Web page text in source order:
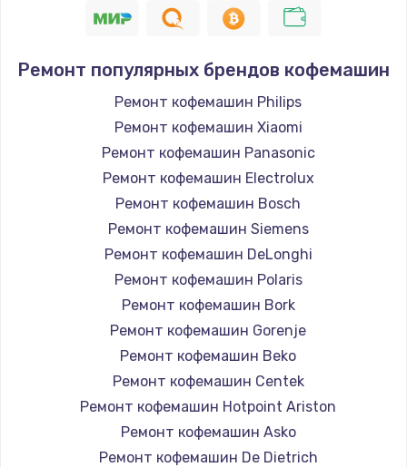
Ремонт популярных брендов кофемашин
Ремонт кофемашин Philips
Ремонт кофемашин Xiaomi
Ремонт кофемашин Panasonic
Ремонт кофемашин Electrolux
Ремонт кофемашин Bosch
Ремонт кофемашин Siemens
Ремонт кофемашин DeLonghi
Ремонт кофемашин Polaris
Ремонт кофемашин Bork
Ремонт кофемашин Gorenje
Ремонт кофемашин Beko
Ремонт кофемашин Centek
Ремонт кофемашин Hotpoint Ariston
Ремонт кофемашин Asko
Ремонт кофемашин De Dietrich